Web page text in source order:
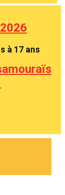
à 17 ans